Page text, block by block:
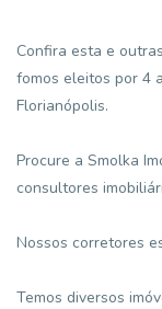
Confira esta e
fomos eleitos por 4
Florianópolis.
Procure a Smolka
consultores
Nossos corretores
Temos diversos